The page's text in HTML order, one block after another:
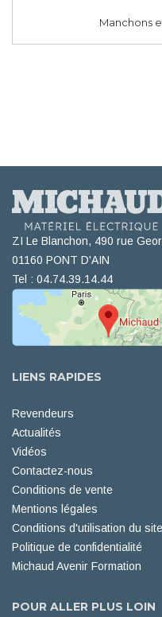
Manchons
ZI Le Blanchon, 490 rue
01160 PONT D'AIN
Tel : 04.74.39.14.44
LIENS RAPIDES
Revendeurs
Actualités
Vidéos
Contactez-nous
Conditions de vente
Mentions légales
Conditions d'utilisation du site
Politique de confidentialité
Michaud Avenir Formation
POUR ALLER PLUS LOIN